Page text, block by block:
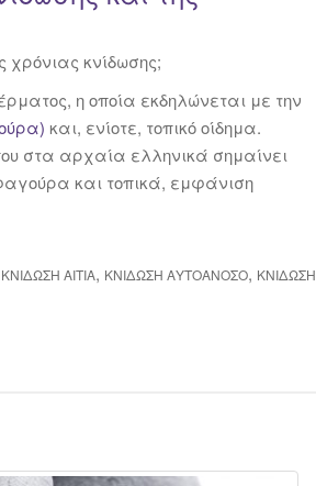
χρόνιας κνίδωσης;
η οποία εκδηλώνεται με την
και, ενίοτε, τοπικό οίδημα.
στα αρχαία ελληνικά σημαίνει
και τοπικά, εμφάνιση
ΚΝΊΔΩΣΗ ΑΊΤΙΑ, ΚΝΊΔΩΣΗ ΑΥΤΟΆΝΟΣΟ, ΚΝΊΔΩΣΗ